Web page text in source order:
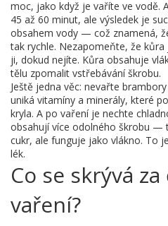
moc, jako když je vaříte ve vodě.
45 až 60 minut, ale výsledek je
obsahem vody — což znamená,
tak rychle. Nezapomeňte, že
ji, dokud nejíte. Kůra obsahuje
tělu zpomalit vstřebávání škrobu.
Ještě jedna věc: nevařte
uniká vitamíny a minerály, které
kryla. A po vaření je nechte
obsahují více odolného škrobu —
cukr, ale funguje jako vlákno. To
lék.
Co se skrývá za
vaření?